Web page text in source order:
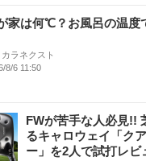
家は何℃？お風呂の温度
カラネクスト
8/6 11:50
FWが苦手な人必見!!
るキャロウェイ「ク
ー」を2人で試打レビ